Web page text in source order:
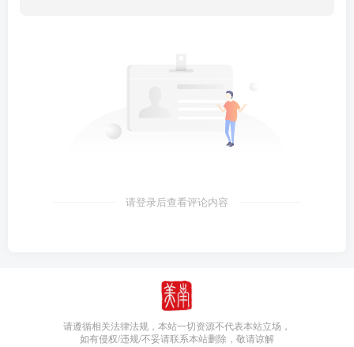
请登录后查看评论内容
请遵循相关法律法规，本站一切资源不代表本站立场，
如有侵权/违规/不妥请联系本站删除，敬请谅解